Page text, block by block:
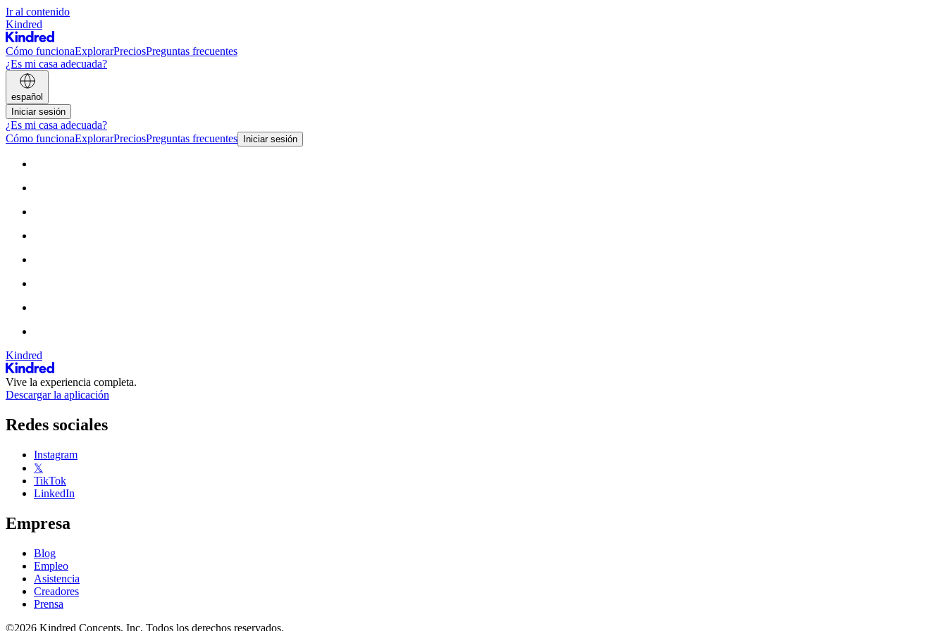
Ir al contenido
Kindred
Cómo funcionaExplorarPreciosPreguntas frecuentes
¿Es mi casa adecuada?
español
Iniciar sesión
¿Es mi casa adecuada?
Cómo funcionaExplorarPreciosPreguntas frecuentes Iniciar sesión
Kindred
Vive la experiencia completa.
Descargar la aplicación
Redes sociales
Instagram
𝕏
TikTok
LinkedIn
Empresa
Blog
Empleo
Asistencia
Creadores
Prensa
©2026 Kindred Concepts, Inc. Todos los derechos reservados.